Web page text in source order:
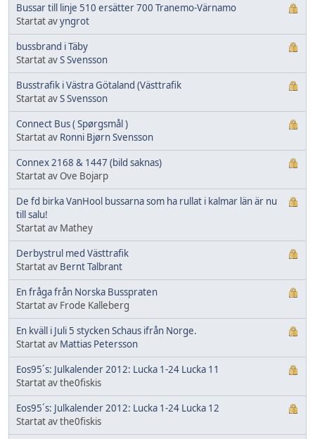
Bussar till linje 510 ersätter 700 Tranemo-Värnamo
Startat avyngrot
bussbrand i Täby
Startat avS Svensson
Busstrafik i Västra Götaland (Västtrafik
Startat avS Svensson
Connect Bus ( Spørgsmål )
Startat av Ronni Bjørn Svensson
Connex 2168 & 1447 (bild saknas)
Startat av Ove Bojarp
De fd birka VanHool bussarna som ha rullat i kalmar län är nu
till salu!
Startat av Mathey
Derbystrul med Västtrafik
Startat av Bernt Talbrant
En fråga från Norska Busspraten
Startat av Frode Kalleberg
En kväll i Juli 5 stycken Schaus ifrån Norge.
Startat av Mattias Petersson
Eos95´s: Julkalender 2012: Lucka 1-24 Lucka 11
Startat av the0fiskis
Eos95´s: Julkalender 2012: Lucka 1-24 Lucka 12
Startat av the0fiskis